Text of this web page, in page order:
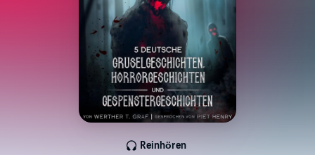
Reinhören